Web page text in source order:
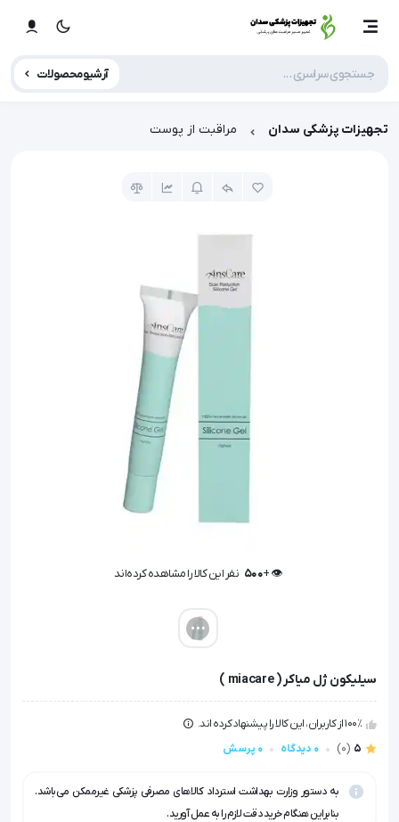
آرشیو محصولات
تجهیزات پزشکی سدان مراقبت از پوست
👁️ +
500 نفر این کالا را مشاهده کرده‌اند
سیلیکون ژل میاکر ( miacare )
100٪ از کاربران، این کالا را پیشنهاد کرده اند.
5
(0) 0 دیدگاه 0 پرسش
به دستور وزارت بهداشت استرداد کالاهای مصرفی پزشکی غیرممکن می‌باشد.
بنابراین هنگام خرید دقت لازم را به عمل آورید.